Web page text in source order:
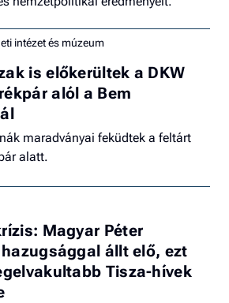
intézet és múzeum
is előkerültek a DKW
alól a Bem
maradványai feküdtek a feltárt
alatt.
Magyar Péter
állt elő, ezt
Tisza-hívek